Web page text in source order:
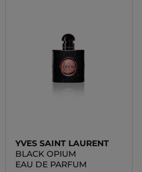
YVES SAINT LAURENT
BLACK OPIUM
EAU DE PARFUM